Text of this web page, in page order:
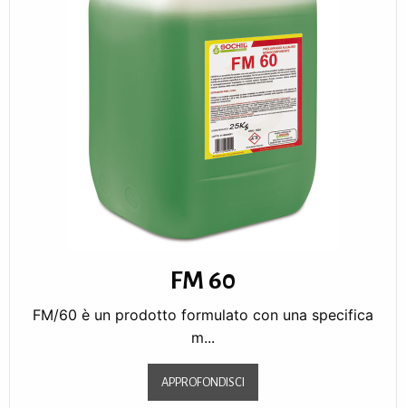
FM 60
FM/60 è un prodotto formulato con una specifica
m...
APPROFONDISCI